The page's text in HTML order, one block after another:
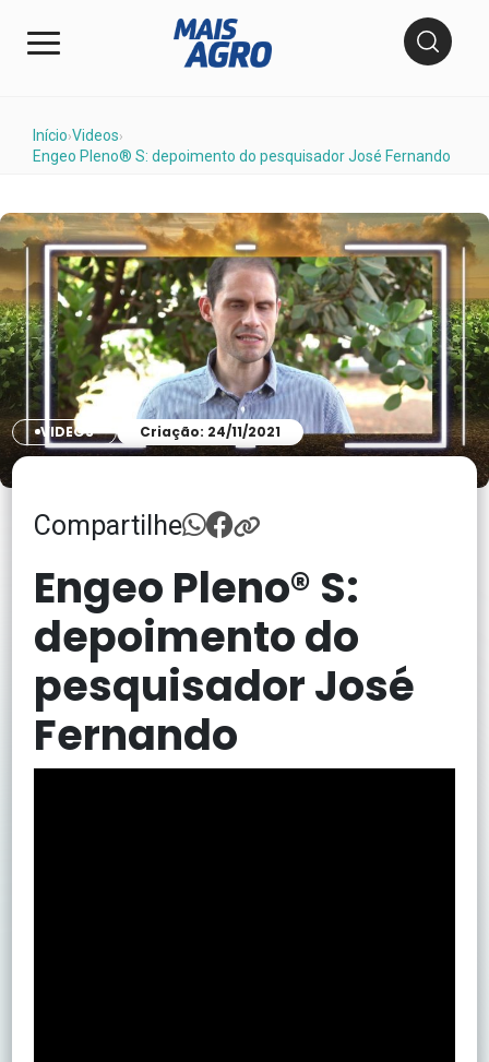
Início›Videos›
Engeo Pleno® S: depoimento do pesquisador José Fernando
VIDEOS Criação: 24/11/2021
Compartilhe
Engeo Pleno® S:
depoimento do
pesquisador José
Fernando